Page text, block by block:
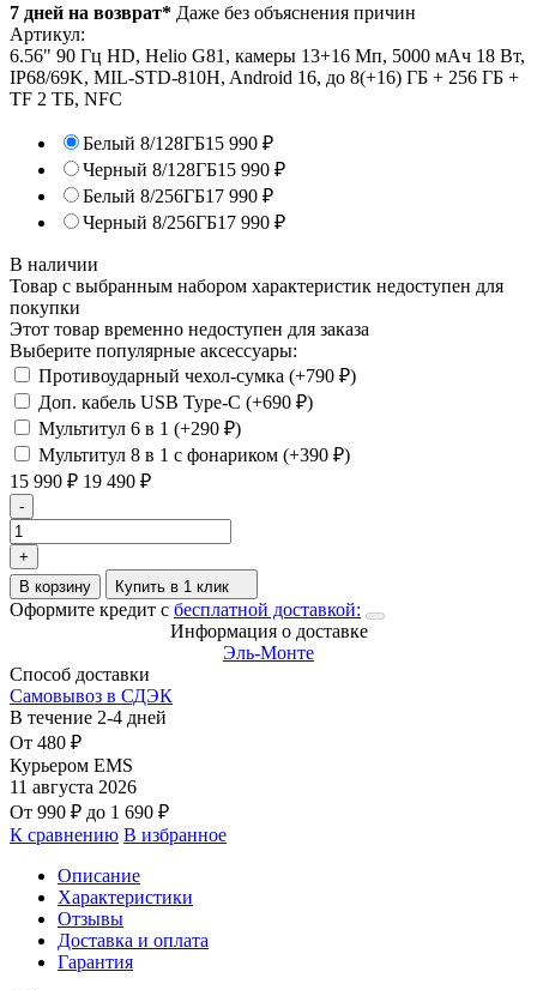
7 дней на возврат* Даже без объяснения причин
Артикул:
6.56" 90 Гц HD, Helio G81, камеры 13+16 Мп, 5000 мАч 18 Вт,
IP68/69K, MIL-STD-810H, Android 16, до 8(+16) ГБ + 256 ГБ +
TF 2 ТБ, NFC
Белый 8/128ГБ15 990 ₽
Черный 8/128ГБ15 990 ₽
Белый 8/256ГБ17 990 ₽
Черный 8/256ГБ17 990 ₽
В наличии
Товар с выбранным набором характеристик недоступен для
покупки
Этот товар временно недоступен для заказа
Выберите популярные аксессуары:
Противоударный чехол-сумка (+790 ₽)
Доп. кабель USB Type-C (+690 ₽)
Мультитул 6 в 1 (+290 ₽)
Мультитул 8 в 1 с фонариком (+390 ₽)
15 990 ₽ 19 490 ₽
-
+
В корзину
Купить в 1 клик
Оформите кредит с бесплатной доставкой:
Информация о доставке
Эль-Монте
Способ доставки
Самовывоз в СДЭК
В течение 2-4 дней
От 480 ₽
Курьером EMS
11 августа 2026
От 990 ₽ до 1 690 ₽
К сравнению В избранное
Описание
Характеристики
Отзывы
Доставка и оплата
Гарантия